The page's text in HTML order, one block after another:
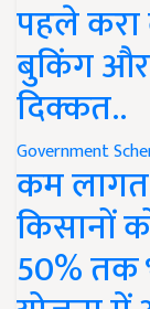
पहले करा
बुकिंग
दिक्कत..
Government
कम
किसानों
50% तक